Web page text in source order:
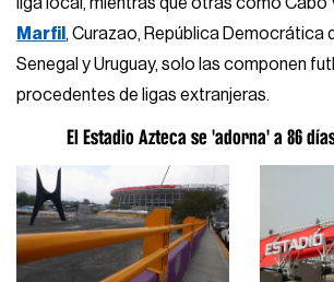
liga local, mientras que otras como Cabo
Marfil, Curazao, República Democrática
Senegal y Uruguay, solo las componen
procedentes de ligas extranjeras.
El Estadio Azteca se 'adorna' a 86